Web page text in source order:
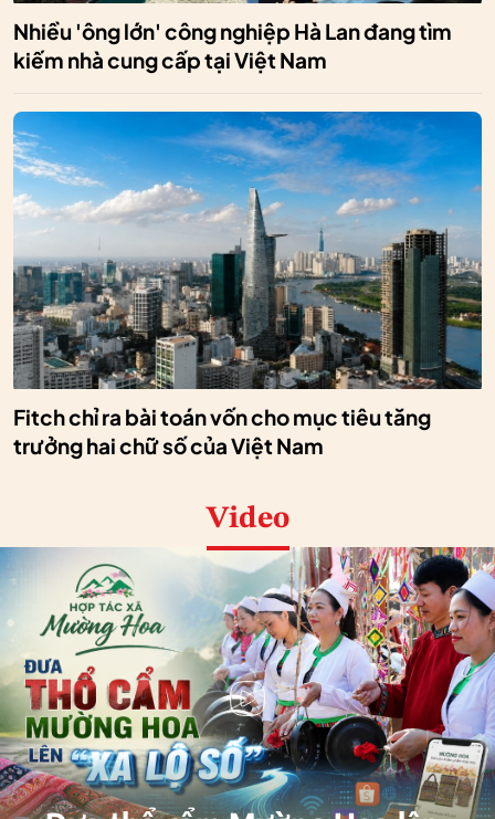
Nhiều 'ông lớn' công nghiệp Hà Lan đang tìm
kiếm nhà cung cấp tại Việt Nam
Fitch chỉ ra bài toán vốn cho mục tiêu tăng
trưởng hai chữ số của Việt Nam
Video